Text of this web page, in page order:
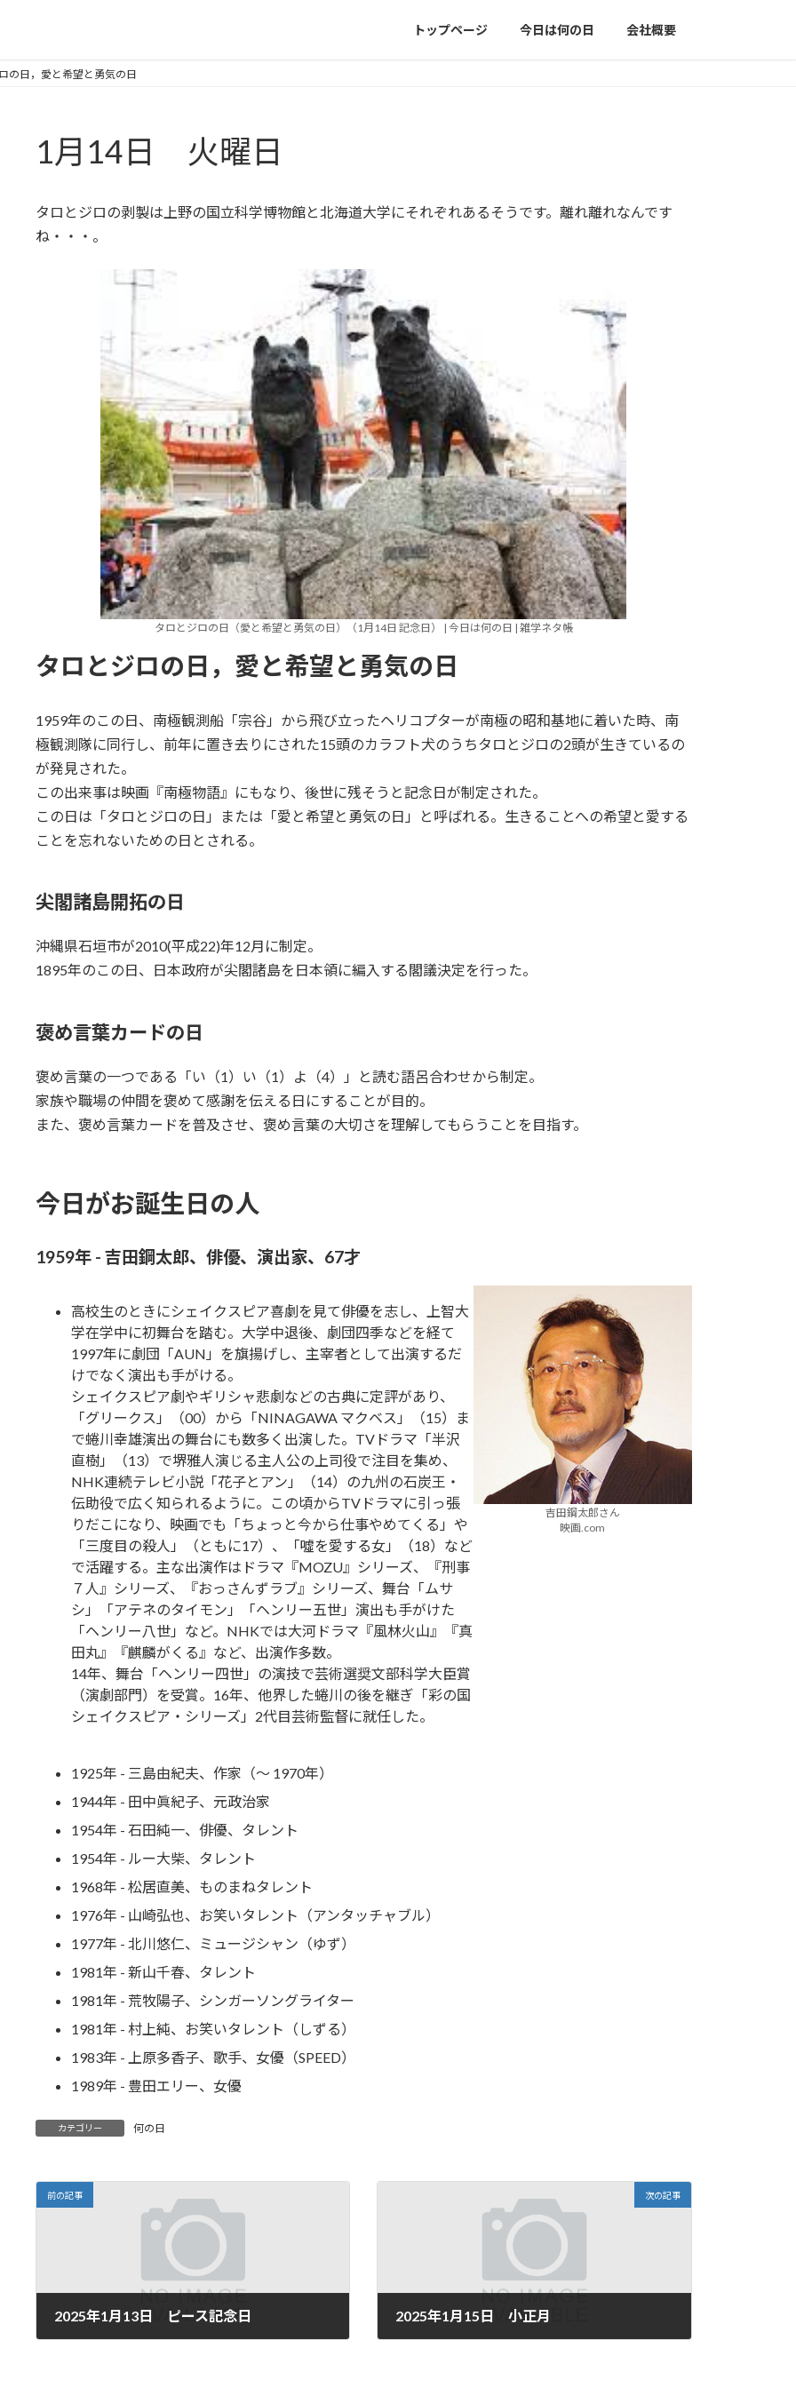
トップページ 今日は何の日 会社概要
日，愛と希望と勇気の日
1月14日 火曜日
タロとジロの剥製は上野の国立科学博物館と北海道大学にそれぞれあるそうです。離れ離れなんです
ね・・・。
タロとジロの日（愛と希望と勇気の日）（1月14日 記念日） | 今日は何の日 | 雑学ネタ帳
タロとジロの日，愛と希望と勇気の日
1959年のこの日、南極観測船「宗谷」から飛び立ったヘリコプターが南極の昭和基地に着いた時、南
極観測隊に同行し、前年に置き去りにされた15頭のカラフト犬のうちタロとジロの2頭が生きているの
が発見された。
この出来事は映画『南極物語』にもなり、後世に残そうと記念日が制定された。
この日は「タロとジロの日」または「愛と希望と勇気の日」と呼ばれる。生きることへの希望と愛する
ことを忘れないための日とされる。
尖閣諸島開拓の日
沖縄県石垣市が2010(平成22)年12月に制定。
1895年のこの日、日本政府が尖閣諸島を日本領に編入する閣議決定を行った。
褒め言葉カードの日
褒め言葉の一つである「い（1）い（1）よ（4）」と読む語呂合わせから制定。
家族や職場の仲間を褒めて感謝を伝える日にすることが目的。
また、褒め言葉カードを普及させ、褒め言葉の大切さを理解してもらうことを目指す。
今日がお誕生日の人
1959年 - 吉田鋼太郎、俳優、演出家、67才
高校生のときにシェイクスピア喜劇を見て俳優を志し、上智大
学在学中に初舞台を踏む。大学中退後、劇団四季などを経て
1997年に劇団「AUN」を旗揚げし、主宰者として出演するだ
けでなく演出も手がける。
シェイクスピア劇やギリシャ悲劇などの古典に定評があり、
「グリークス」（00）から「NINAGAWA マクベス」（15）ま
で蜷川幸雄演出の舞台にも数多く出演した。TVドラマ「半沢
直樹」（13）で堺雅人演じる主人公の上司役で注目を集め、
NHK連続テレビ小説「花子とアン」（14）の九州の石炭王・
伝助役で広く知られるように。この頃からTVドラマに引っ張
りだこになり、映画でも「ちょっと今から仕事やめてくる」や
「三度目の殺人」（ともに17）、「噓を愛する女」（18）など
で活躍する。主な出演作はドラマ『MOZU』シリーズ、『刑事
７人』シリーズ、『おっさんずラブ』シリーズ、舞台「ムサ
シ」「アテネのタイモン」「ヘンリー五世」演出も手がけた
「ヘンリー八世」など。NHKでは大河ドラマ『風林火山』『真
田丸』『麒麟がくる』など、出演作多数。
14年、舞台「ヘンリー四世」の演技で芸術選奨文部科学大臣賞
（演劇部門）を受賞。16年、他界した蜷川の後を継ぎ「彩の国
シェイクスピア・シリーズ」2代目芸術監督に就任した。
吉田鋼太郎さん
映画.com
1925年 - 三島由紀夫、作家（～ 1970年）
1944年 - 田中眞紀子、元政治家
1954年 - 石田純一、俳優、タレント
1954年 - ルー大柴、タレント
1968年 - 松居直美、ものまねタレント
1976年 - 山崎弘也、お笑いタレント（アンタッチャブル）
1977年 - 北川悠仁、ミュージシャン（ゆず）
1981年 - 新山千春、タレント
1981年 - 荒牧陽子、シンガーソングライター
1981年 - 村上純、お笑いタレント（しずる）
1983年 - 上原多香子、歌手、女優（SPEED）
1989年 - 豊田エリー、女優
カテゴリー 何の日
前の記事
2025年1月13日 ピース記念日
次の記事
2025年1月15日 小正月